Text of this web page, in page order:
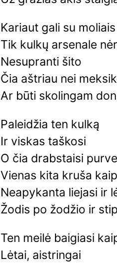
Kariaut gali su
Tik kulkų arsenale
Nesupranti šito
Čia aštriau nei
Ar būti skolingam
Paleidžia ten kulką
Ir viskas taškosi
O čia drabstaisi purve
Vienas kita kruša
Neapykanta liejasi ir
Žodis po žodžio ir
Ten meilė baigiasi
Lėtai, aistringai